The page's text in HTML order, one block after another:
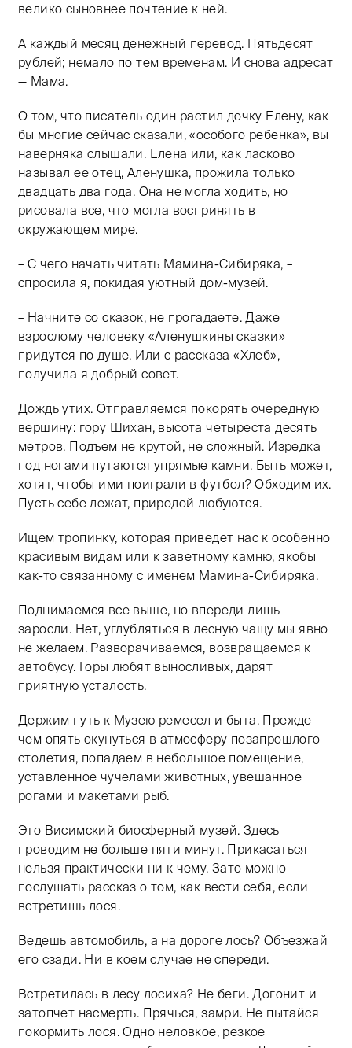
велико сыновнее почтение к ней.
А каждый месяц денежный перевод. Пятьдесят
рублей; немало по тем временам. И снова адресат
— Мама.
О том, что писатель один растил дочку Елену, как
бы многие сейчас сказали, «особого ребенка», вы
наверняка слышали. Елена или, как ласково
называл ее отец, Аленушка, прожила только
двадцать два года. Она не могла ходить, но
рисовала все, что могла воспринять в
окружающем мире.
– С чего начать читать Мамина-Сибиряка, –
спросила я, покидая уютный дом-музей.
– Начните со сказок, не прогадаете. Даже
взрослому человеку «Аленушкины сказки»
придутся по душе. Или с рассказа «Хлеб», —
получила я добрый совет.
Дождь утих. Отправляемся покорять очередную
вершину: гору Шихан, высота четыреста десять
метров. Подъем не крутой, не сложный. Изредка
под ногами путаются упрямые камни. Быть может,
хотят, чтобы ими поиграли в футбол? Обходим их.
Пусть себе лежат, природой любуются.
Ищем тропинку, которая приведет нас к особенно
красивым видам или к заветному камню, якобы
как-то связанному с именем Мамина-Сибиряка.
Поднимаемся все выше, но впереди лишь
заросли. Нет, углубляться в лесную чащу мы явно
не желаем. Разворачиваемся, возвращаемся к
автобусу. Горы любят выносливых, дарят
приятную усталость.
Держим путь к Музею ремесел и быта. Прежде
чем опять окунуться в атмосферу позапрошлого
столетия, попадаем в небольшое помещение,
уставленное чучелами животных, увешанное
рогами и макетами рыб.
Это Висимский биосферный музей. Здесь
проводим не больше пяти минут. Прикасаться
нельзя практически ни к чему. Зато можно
послушать рассказ о том, как вести себя, если
встретишь лося.
Ведешь автомобиль, а на дороге лось? Объезжай
его сзади. Ни в коем случае не спереди.
Встретилась в лесу лосиха? Не беги. Догонит и
затопчет насмерть. Прячься, замри. Не пытайся
покормить лося. Одно неловкое, резкое